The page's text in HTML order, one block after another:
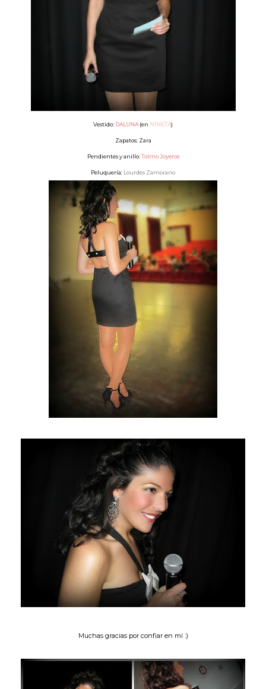
Vestido: DALUNA(en NINETA)
Zapatos: Zara
Pendientes y anillo:Tolmo Joyeros
Peluquería: Lourdes Zamorano
Muchas gracias por confiar en mí :)